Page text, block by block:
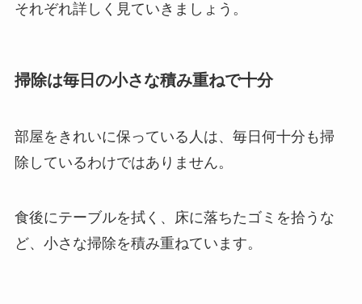
それぞれ詳しく見ていきましょう。
掃除は毎日の小さな積み重ねで十分
部屋をきれいに保っている人は、毎日何十分も掃
除しているわけではありません。
食後にテーブルを拭く、床に落ちたゴミを拾うな
ど、小さな掃除を積み重ねています。